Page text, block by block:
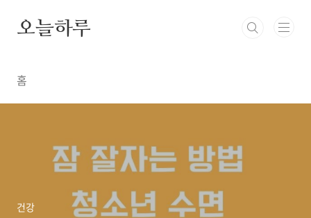
오늘하루
홈
건강